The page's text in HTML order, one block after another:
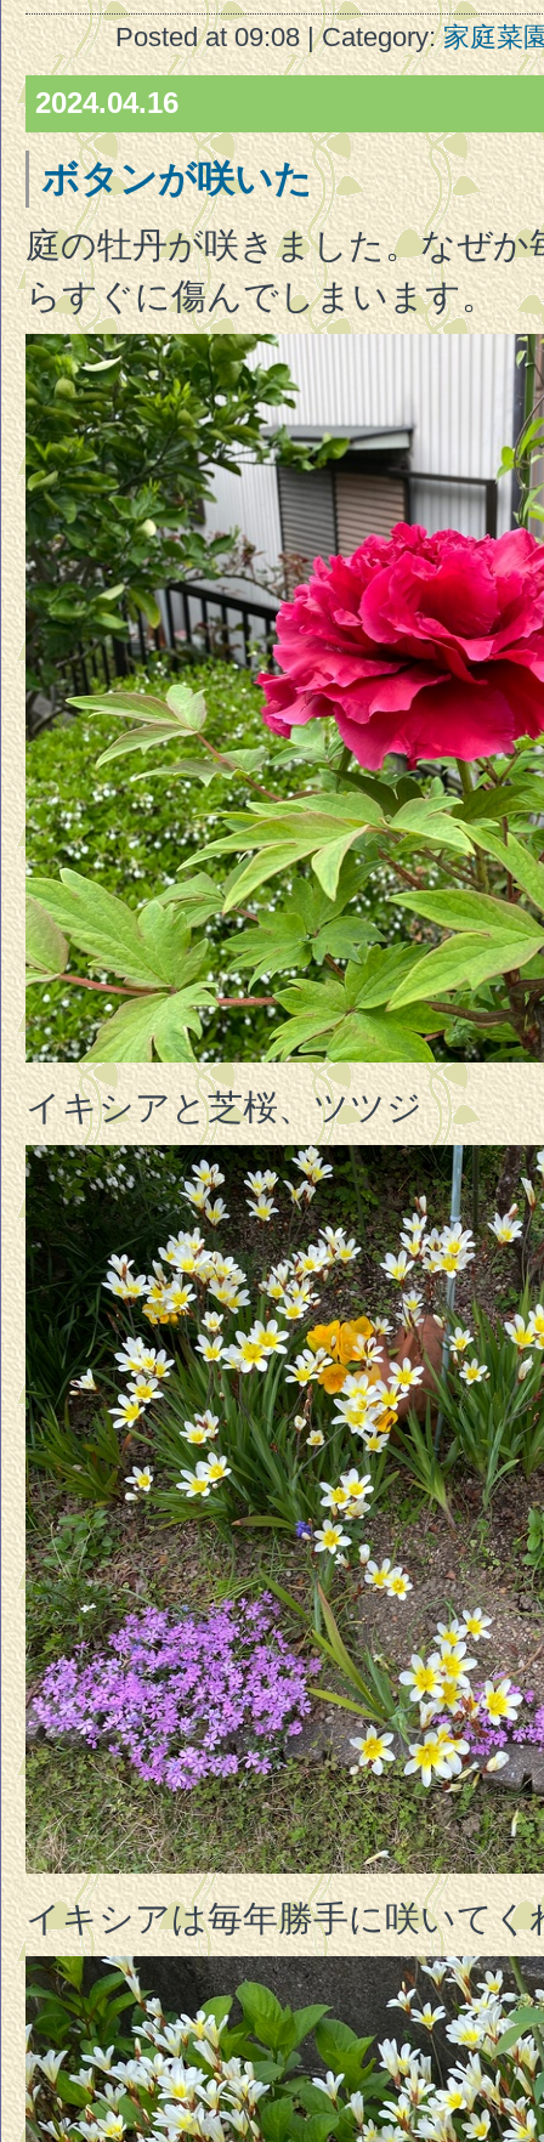
Posted at 09:08 | Category:家庭菜
2024.04.16
ボタンが咲いた
庭の牡丹が咲きました。なぜ
らすぐに傷んでしまいます。
イキシアと芝桜、ツツジ
イキシアは毎年勝手に咲いてく